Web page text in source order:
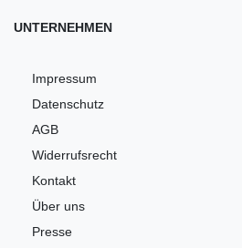
UNTERNEHMEN
Impressum
Datenschutz
AGB
Widerrufsrecht
Kontakt
Über uns
Presse